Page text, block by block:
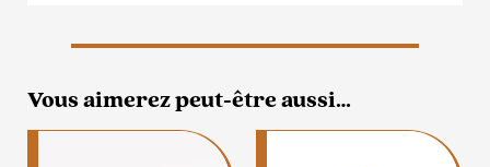
Vous aimerez peut-être aussi…